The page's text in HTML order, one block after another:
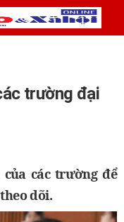
trường đại
các trường để
dõi.